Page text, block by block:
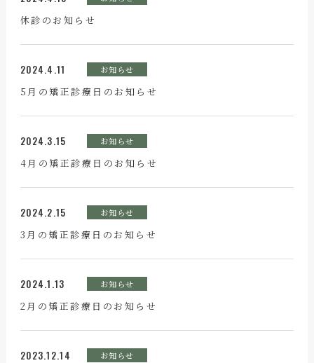
休診のお知らせ
2024.4.11 お知らせ
5月の矯正診療日のお知らせ
2024.3.15 お知らせ
4月の矯正診療日のお知らせ
2024.2.15 お知らせ
3月の矯正診療日のお知らせ
2024.1.13 お知らせ
2月の矯正診療日のお知らせ
2023.12.14 お知らせ